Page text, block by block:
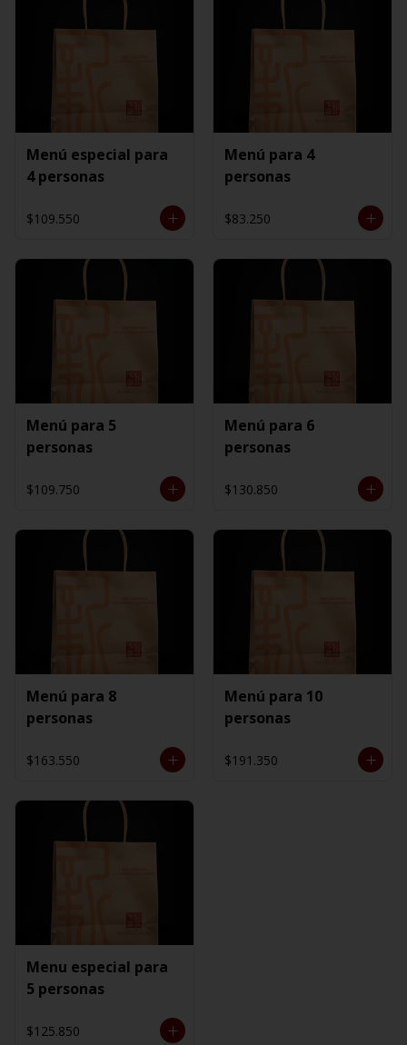
Menú especial para
4 personas
$109.550
Menú para 4
personas
$83.250
Menú para 5
personas
$109.750
Menú para 6
personas
$130.850
Menú para 8
personas
$163.550
Menú para 10
personas
$191.350
Menu especial para
5 personas
$125.850